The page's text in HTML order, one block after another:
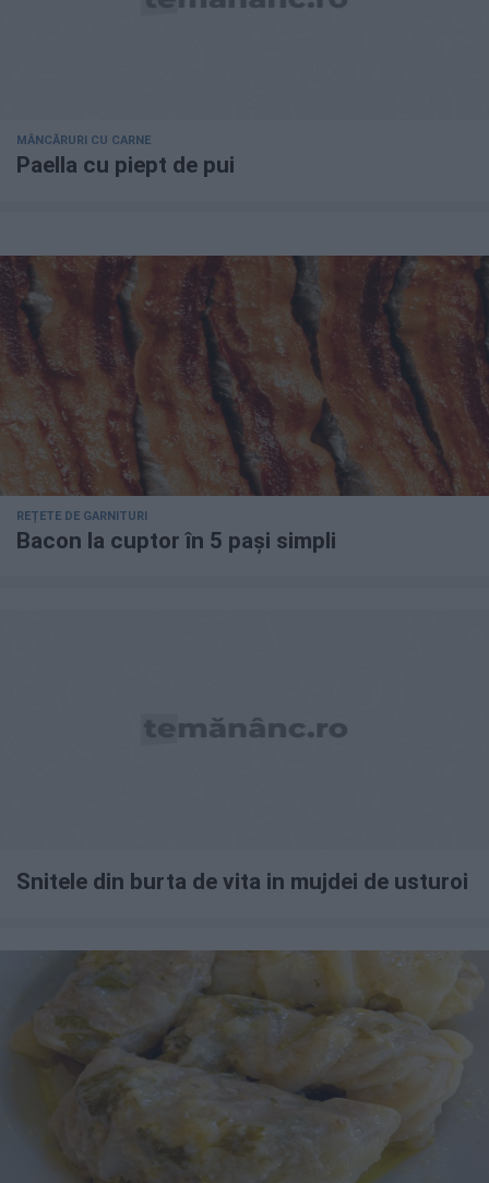
MÂNCĂRURI CU CARNE
Paella cu piept de pui
REȚETE DE GARNITURI
Bacon la cuptor în 5 pași simpli
Snitele din burta de vita in mujdei de usturoi